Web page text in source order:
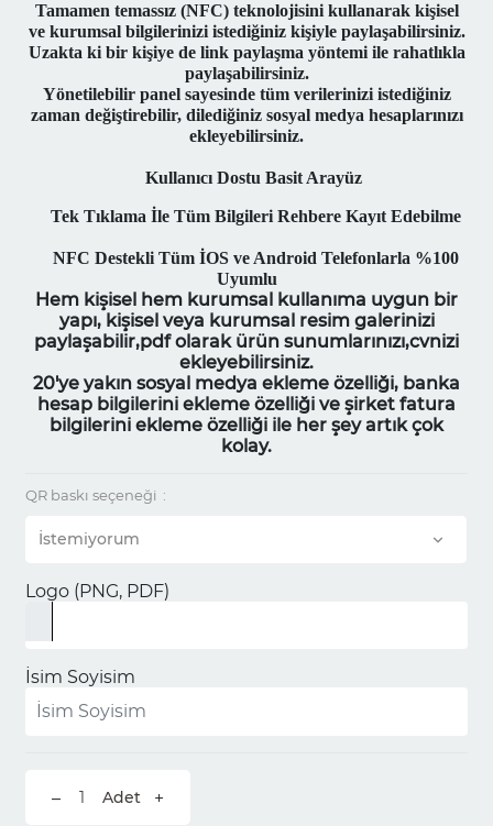
Tamamen temassız (NFC) teknolojisini kullanarak kişisel
ve kurumsal bilgilerinizi istediğiniz kişiyle paylaşabilirsiniz.
Uzakta ki bir kişiye de link paylaşma yöntemi ile rahatlıkla
paylaşabilirsiniz.
Yönetilebilir panel sayesinde tüm verilerinizi istediğiniz
zaman değiştirebilir, dilediğiniz sosyal medya hesaplarınızı
ekleyebilirsiniz.
Kullanıcı Dostu Basit Arayüz
Tek Tıklama İle Tüm Bilgileri Rehbere Kayıt Edebilme
NFC Destekli Tüm İOS ve Android Telefonlarla %100
Uyumlu
Hem kişisel hem kurumsal kullanıma uygun bir
yapı, kişisel veya kurumsal resim galerinizi
paylaşabilir,pdf olarak ürün sunumlarınızı,cvnizi
ekleyebilirsiniz.
20'ye yakın sosyal medya ekleme özelliği, banka
hesap bilgilerini ekleme özelliği ve şirket fatura
bilgilerini ekleme özelliği ile her şey artık çok
kolay.
QR baskı seçeneği
İstemiyorum
Logo (PNG, PDF)
İsim Soyisim
– +